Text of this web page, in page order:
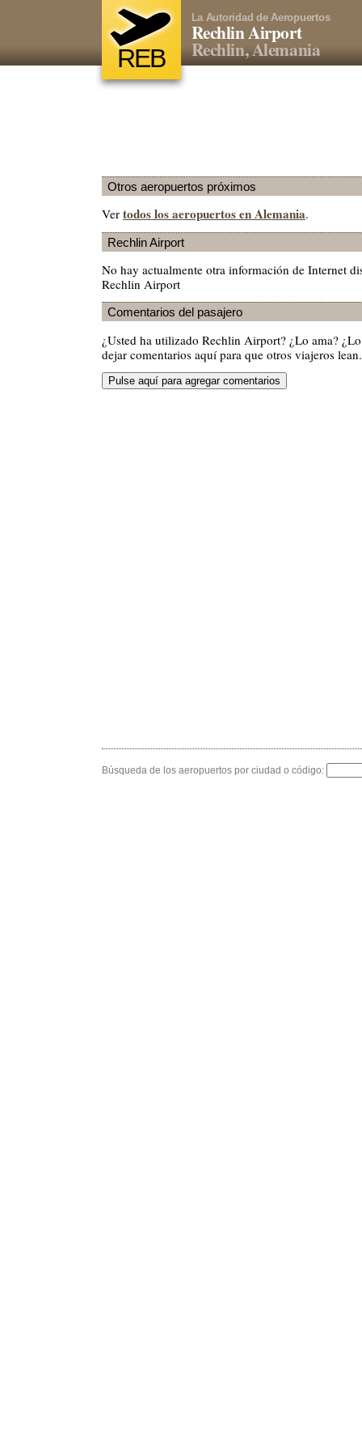
REB
La Autoridad de Aeropuertos
Rechlin Airport
Rechlin, Alemania
Otros aeropuertos próximos
Ver todos los aeropuertos en Alemania.
Rechlin Airport
No hay actualmente otra información de Internet
Rechlin Airport
Comentarios del pasajero
¿Usted ha utilizado Rechlin Airport? ¿Lo ama?
dejar comentarios aquí para que otros viajeros lean.
Búsqueda de los aeropuertos por ciudad o código: